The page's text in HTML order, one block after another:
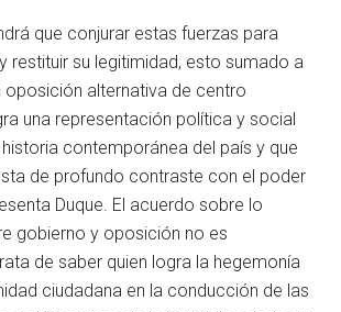
que conjurar estas fuerzas para
restituir su legitimidad, esto sumado a
oposición alternativa de centro
una representación política y social
contemporánea del país y que
de profundo contraste con el poder
Duque. El acuerdo sobre lo
gobierno y oposición no es
de saber quien logra la hegemonía
ciudadana en la conducción de las